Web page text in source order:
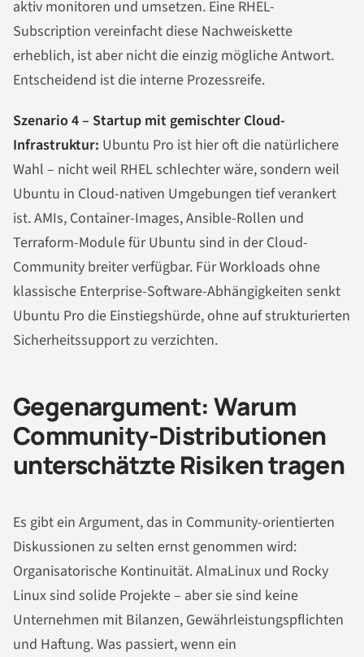
aktiv monitoren und umsetzen. Eine RHEL-
Subscription vereinfacht diese Nachweiskette
erheblich, ist aber nicht die einzig mögliche Antwort.
Entscheidend ist die interne Prozessreife.
Szenario 4 – Startup mit gemischter Cloud-
Infrastruktur: Ubuntu Pro ist hier oft die natürlichere
Wahl – nicht weil RHEL schlechter wäre, sondern weil
Ubuntu in Cloud-nativen Umgebungen tief verankert
ist. AMIs, Container-Images, Ansible-Rollen und
Terraform-Module für Ubuntu sind in der Cloud-
Community breiter verfügbar. Für Workloads ohne
klassische Enterprise-Software-Abhängigkeiten senkt
Ubuntu Pro die Einstiegshürde, ohne auf strukturierten
Sicherheitssupport zu verzichten.
Gegenargument: Warum
Community-Distributionen
unterschätzte Risiken tragen
Es gibt ein Argument, das in Community-orientierten
Diskussionen zu selten ernst genommen wird:
Organisatorische Kontinuität. AlmaLinux und Rocky
Linux sind solide Projekte – aber sie sind keine
Unternehmen mit Bilanzen, Gewährleistungspflichten
und Haftung. Was passiert, wenn ein